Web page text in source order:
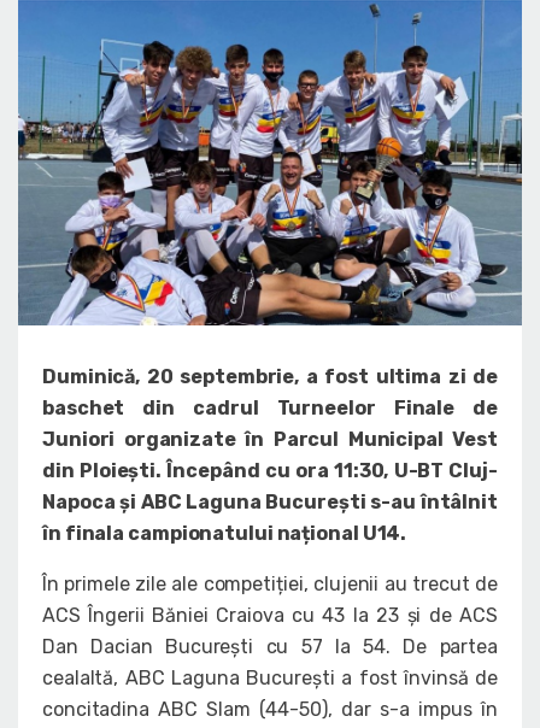
Duminică, 20 septembrie, a fost ultima zi de
baschet din cadrul Turneelor Finale de
Juniori organizate în Parcul Municipal Vest
din Ploiești. Începând cu ora 11:30, U-BT Cluj-
Napoca și ABC Laguna București s-au întâlnit
în finala campionatului național U14.
În primele zile ale competiției, clujenii au trecut de
ACS Îngerii Băniei Craiova cu 43 la 23 și de ACS
Dan Dacian București cu 57 la 54. De partea
cealaltă, ABC Laguna București a fost învinsă de
concitadina ABC Slam (44-50), dar s-a impus în